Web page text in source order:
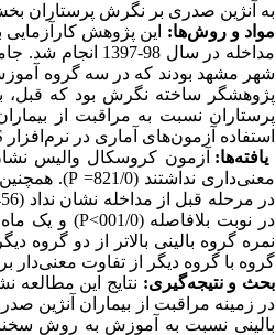
به آنژین صدری بر نگرش پرستاران
مواد و روش‌ها: این پژوهش کارآزمایی
مداخله در سال
شهر مشهد بودند که در سه گروه آموزش
پژوهشگر ساخته نگرش بود که قبل،
پرستاران نسبت به مراقبت از
استفاده آزمون‌های آماری در نرم‌افزار
یافته‌ها: آزمون کروسکال والیس
معنی‌داری نداشتند (821/0
=
P
).
در مرحله قبل از مداخله نشان نداد (0/456
در نوبت بلافاصله (001/0
P<) و یک ماه
نمره گروه بالینی بالاتر از دو
گروه با گروه دیگر از تفاوت معنی‌دار
بحث و نتیجه‌گیری: نتایج این
در زمینه مراقبت از بیماران
بالینی نسبت به آموزش به روش